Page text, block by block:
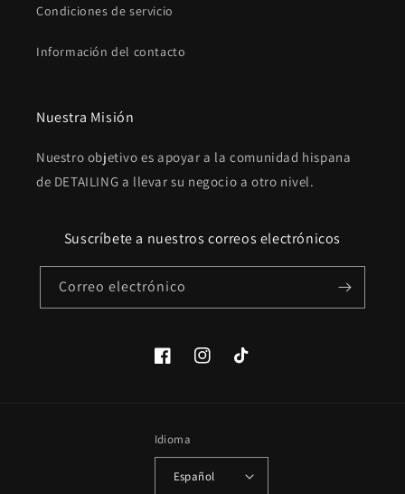
Condiciones de servicio
Información del contacto
Nuestra Misión
Nuestro objetivo es apoyar a la comunidad hispana
de DETAILING a llevar su negocio a otro nivel.
Suscríbete a nuestros correos electrónicos
Correo electrónico
FacebookInstagramTikTok
Idioma
Español